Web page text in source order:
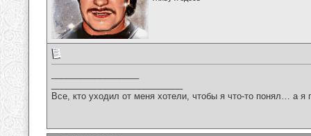
Все, кто уходил от меня хотели, чтобы я что-то понял… а